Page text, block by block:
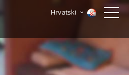
Hrvatski